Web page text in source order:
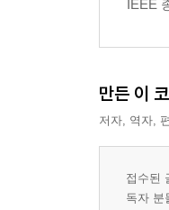
IEEE
만든 이
저자, 역자,
접수된
독자 분